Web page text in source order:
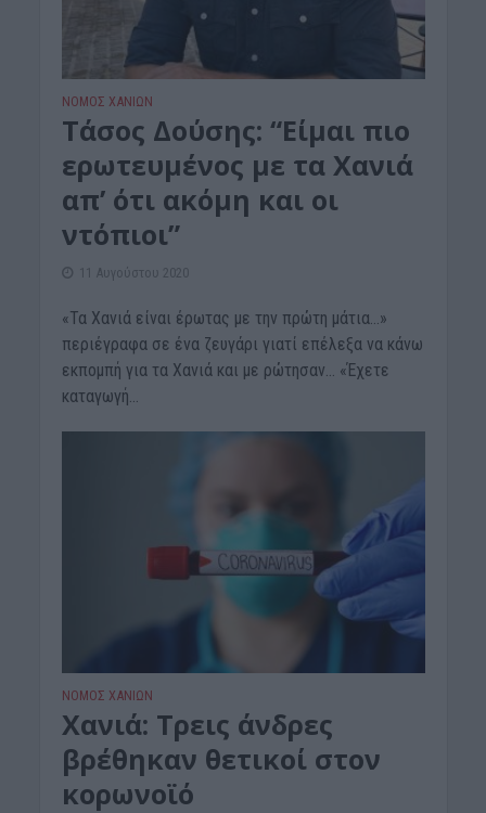
ΝΟΜΌΣ ΧΑΝΊΩΝ
Τάσος Δούσης: “Είμαι πιο
ερωτευμένος με τα Χανιά
απ’ ότι ακόμη και οι
ντόπιοι”
11 Αυγούστου 2020
«Τα Χανιά είναι έρωτας με την πρώτη μάτια…»
περιέγραφα σε ένα ζευγάρι γιατί επέλεξα να κάνω
εκπομπή για τα Χανιά και με ρώτησαν… «Έχετε
καταγωγή...
ΝΟΜΌΣ ΧΑΝΊΩΝ
Xανιά: Τρεις άνδρες
βρέθηκαν θετικοί στον
κορωνοϊό